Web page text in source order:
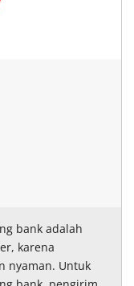
bank adalah
karena
nyaman. Untuk